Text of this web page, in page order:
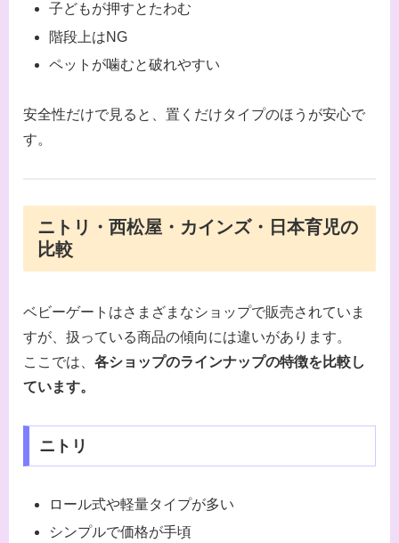
子どもが押すとたわむ
階段上はNG
ペットが噛むと破れやすい
安全性だけで見ると、置くだけタイプのほうが安心で
す。
ニトリ・西松屋・カインズ・日本育児の
比較
ベビーゲートはさまざまなショップで販売されていま
すが、扱っている商品の傾向には違いがあります。
ここでは、 各ショップのラインナップの特徴を比較し
ています。
ニトリ
ロール式や軽量タイプが多い
シンプルで価格が手頃